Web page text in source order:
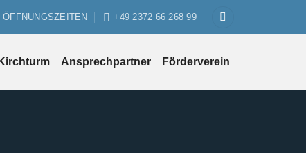
ÖFFNUNGSZEITEN +49 2372 66 268 99
Kirchturm Ansprechpartner Förderverein